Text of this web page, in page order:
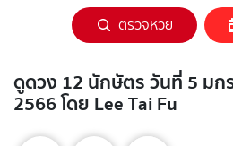
ตรวจหวย
ดูดวง 12 นักษัตร วันที่ 5 ม
2566 โดย Lee Tai Fu